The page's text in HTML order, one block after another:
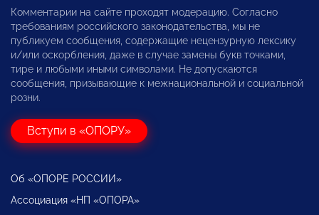
Комментарии на сайте проходят модерацию. Согласно
требованиям российского законодательства, мы не
публикуем сообщения, содержащие нецензурную лексику
и/или оскорбления, даже в случае замены букв точками,
тире и любыми иными символами. Не допускаются
сообщения, призывающие к межнациональной и социальной
розни.
Вступи в «ОПОРУ»
Об «ОПОРЕ РОССИИ»
Ассоциация «НП «ОПОРА»